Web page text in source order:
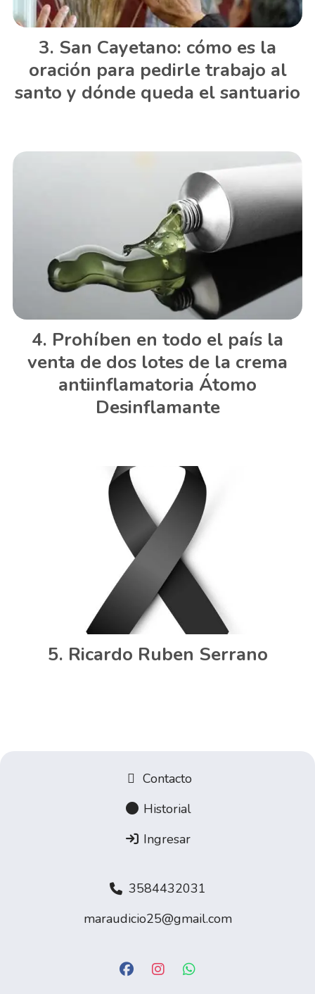
San Cayetano: cómo es la
oración para pedirle trabajo al
santo y dónde queda el santuario
Prohíben en todo el país la
venta de dos lotes de la crema
antiinflamatoria Átomo
Desinflamante
Ricardo Ruben Serrano
Contacto
Historial
Ingresar
3584432031
maraudicio25@gmail.com